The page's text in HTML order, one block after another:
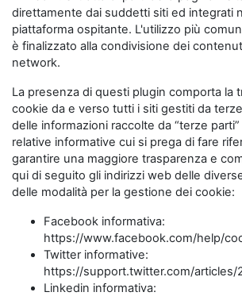
direttamente dai suddetti siti ed integrati
piattaforma ospitante. L'utilizzo più
è finalizzato alla condivisione dei
network.
La presenza di questi plugin comporta la
cookie da e verso tutti i siti gestiti da
delle informazioni raccolte da “terze
relative informative cui si prega di fare
garantire una maggiore trasparenza e
qui di seguito gli indirizzi web delle
delle modalità per la gestione dei cookie:
Facebook informativa:
https://www.facebook.com/help/
Twitter informative:
https://support.twitter.com/articles/
Linkedin informativa: